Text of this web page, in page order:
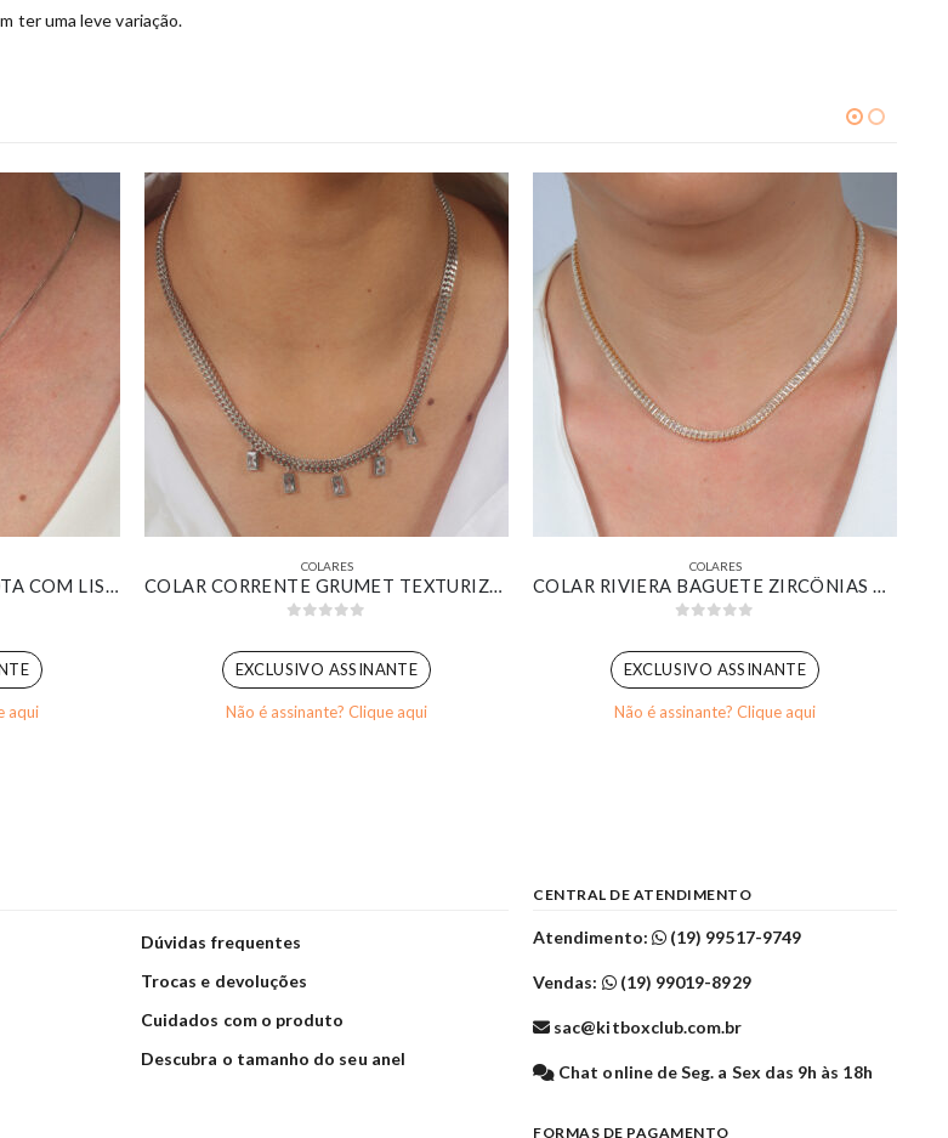
ter uma leve variação.
COLAR COM PINGENTE GOTA COM LISTRAS CRAVEJADA BANHADO EM OURO BRANCO
aqui
COLARES
COLAR CORRENTE GRUMET TEXTURIZADA COM PINGENTES RETANGULARES CRISTAL BANHADO EM OURO BRANCO
EXCLUSIVO ASSINANTE
Não é assinante? Clique aqui
COLARES
COLAR RIVIERA BAGUETE ZIRCÔNIAS CRISTAL BANHADO EM OURO 18K
EXCLUSIVO ASSINANTE
Não é assinante? Clique aqui
Dúvidas frequentes
Trocas e devoluções
Cuidados com o produto
Descubra o tamanho do seu anel
CENTRAL DE ATENDIMENTO
Atendimento: (19) 99517-9749
Vendas: (19) 99019-8929
sac@kitboxclub.com.br
Chat online de Seg. a Sex das 9h às 18h
FORMAS DE PAGAMENTO